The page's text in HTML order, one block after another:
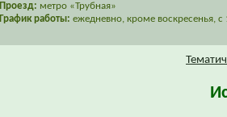
Проезд: метро «Трубная»
График работы: ежедневно, кроме воскресенья, с